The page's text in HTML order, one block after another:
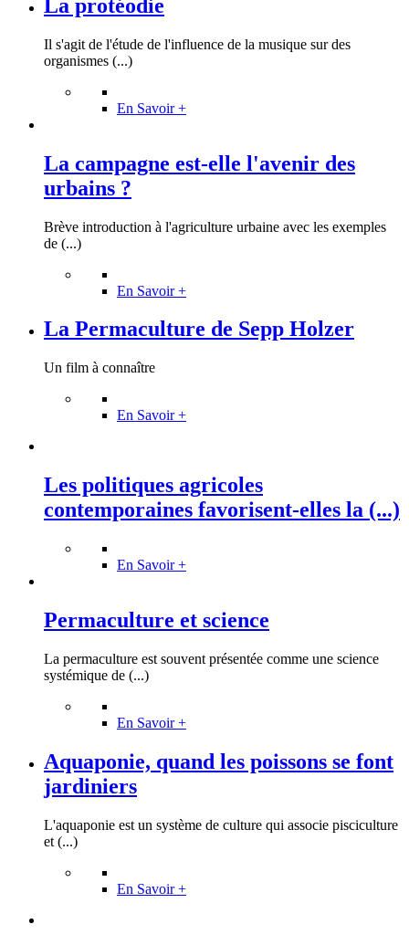
La protéodie
Il s'agit de l'étude de l'influence de la musique sur des
organismes (...)
En Savoir +
La campagne est-elle l'avenir des
urbains ?
Brève introduction à l'agriculture urbaine avec les exemples
de (...)
En Savoir +
La Permaculture de Sepp Holzer
Un film à connaître
En Savoir +
Les politiques agricoles
contemporaines favorisent-elles la (...)
En Savoir +
Permaculture et science
La permaculture est souvent présentée comme une science
systémique de (...)
En Savoir +
Aquaponie, quand les poissons se font
jardiniers
L'aquaponie est un système de culture qui associe pisciculture
et (...)
En Savoir +